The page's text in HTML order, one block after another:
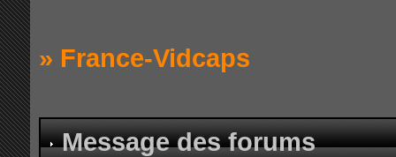
» France-Vidcaps
Message des forums